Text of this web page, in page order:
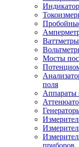
Ваттметры
Мосты
поля
Аппараты
приборов